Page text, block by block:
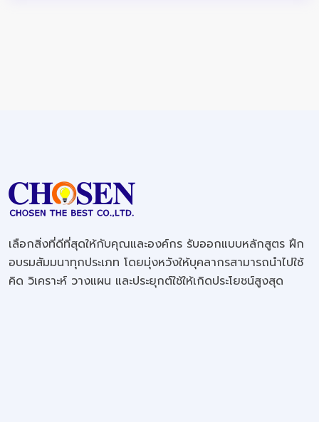
เลือกสิ่งที่ดีที่สุดให้กับคุณและองค์กร รับออกแบบหลักสูตร ฝึก
อบรมสัมมนาทุกประเภท โดยมุ่งหวังให้บุคลากรสามารถนำไปใช้
คิด วิเคราะห์ วางแผน และประยุกต์ใช้ให้เกิดประโยชน์สูงสุด